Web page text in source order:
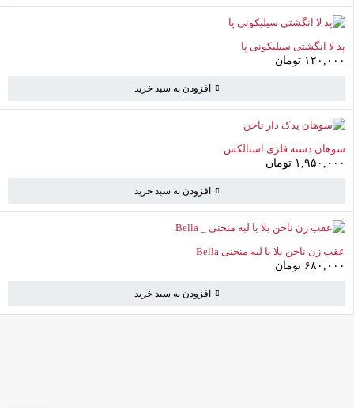
پد لا انگشتی سیلیکونی پا
۱۲۰,۰۰۰ تومان
افزودن به سبد خرید
سوهان دسته فلزی استالکس
۱,۹۵۰,۰۰۰ تومان
افزودن به سبد خرید
عقب زن ناخن بلا با لبه منحنی Bella
۶۸۰,۰۰۰ تومان
افزودن به سبد خرید